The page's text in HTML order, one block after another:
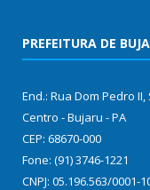
PREFEITURA DE
End.: Rua Dom Pedro II,
Centro - Bujaru - PA
CEP: 68670-000
Fone: (91) 3746-1221
CNPJ: 05.196.563/0001-